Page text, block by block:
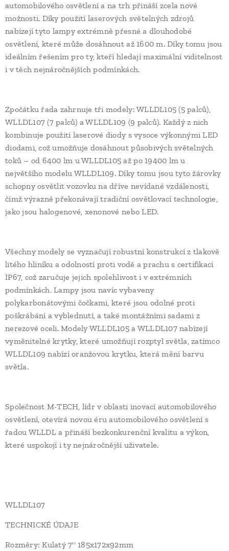
automobilového osvětlení a na trh přináší zcela nové
možnosti. Díky použití laserových světelných zdrojů
nabízejí tyto lampy extrémně přesné a dlouhodobé
osvětlení, které může dosáhnout až 1600 m. Díky tomu jsou
ideálním řešením pro ty, kteří hledají maximální viditelnost
i v těch nejnáročnějších podmínkách.
Zpočátku řada zahrnuje tři modely: WLLDL105 (5 palců),
WLLDL107 (7 palců) a WLLDL109 (9 palců). Každý z nich
kombinuje použití laserové diody s vysoce výkonnými LED
diodami, což umožňuje dosáhnout působivých světelných
toků – od 6400 lm u WLLDL105 až po 19400 lm u
největšího modelu WLLDL109. Díky tomu jsou tyto žárovky
schopny osvětlit vozovku na dříve nevídané vzdálenosti,
čímž výrazně překonávají tradiční osvětlovací technologie,
jako jsou halogenové, xenonové nebo LED.
Všechny modely se vyznačují robustní konstrukcí z tlakově
litého hliníku a odolností proti vodě a prachu s certifikací
IP67, což zaručuje jejich spolehlivost i v extrémních
podmínkách. Lampy jsou navíc vybaveny
polykarbonátovými čočkami, které jsou odolné proti
poškrábání a vyblednutí, a také montážními sadami z
nerezové oceli. Modely WLLDL105 a WLLDL107 nabízejí
vyměnitelné krytky, které umožňují rozptyl světla, zatímco
WLLDL109 nabízí oranžovou krytku, která mění barvu
světla.
Společnost M-TECH, lídr v oblasti inovací automobilového
osvětlení, otevírá novou éru automobilového osvětlení s
řadou WLLDL a přináší bezkonkurenční kvalitu a výkon,
které uspokojí i ty nejnáročnější uživatele.
WLLDL107
TECHNICKÉ ÚDAJE
Rozměry: Kulatý 7'' 185x172x92mm